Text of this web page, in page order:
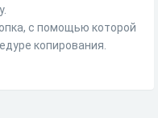
с помощью которой
копирования.